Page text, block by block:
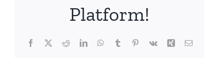
Platform!
Facebook
X RedditLinkedInWhatsApp
TumblrPinterest
Vk Xing Email